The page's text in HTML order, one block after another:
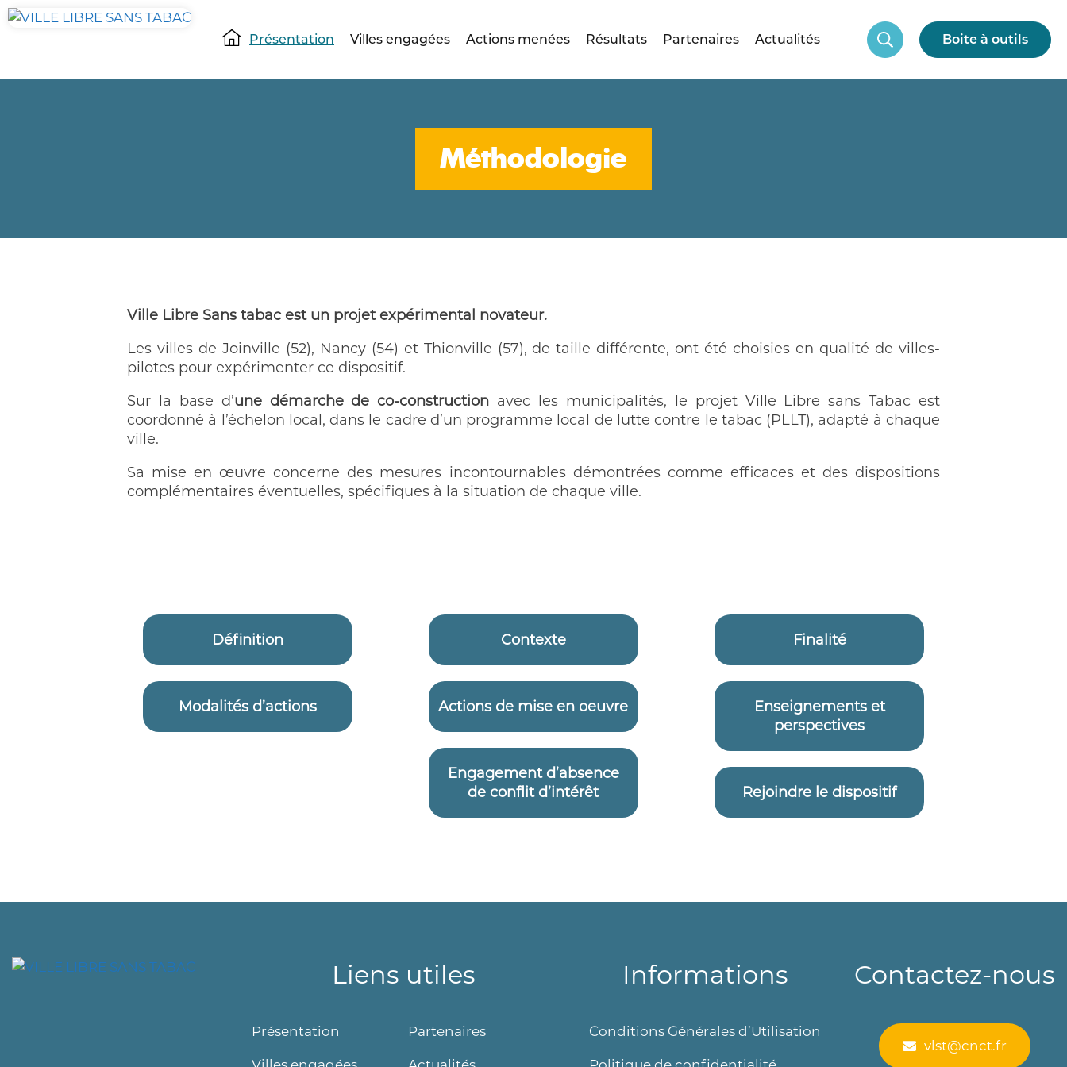
Présentation Villes engagées Actions menées Résultats Partenaires Actualités Boite à outils
Méthodologie
Ville Libre Sans tabac est un projet expérimental novateur.
Les villes de Joinville (52), Nancy (54) et Thionville (57), de taille différente, ont été choisies en qualité de villes-
pilotes pour expérimenter ce dispositif.
Sur la base d’une démarche de co-construction avec les municipalités, le projet Ville Libre sans Tabac est
coordonné à l’échelon local, dans le cadre d’un programme local de lutte contre le tabac (PLLT), adapté à chaque
ville.
Sa mise en œuvre concerne des mesures incontournables démontrées comme efficaces et des dispositions
complémentaires éventuelles, spécifiques à la situation de chaque ville.
Définition
Modalités d’actions
Contexte
Actions de mise en oeuvre
Engagement d’absence
de conflit d’intérêt
Finalité
Enseignements et
perspectives
Rejoindre le dispositif
Liens utiles
Présentation Partenaires
Informations
Conditions Générales d’Utilisation
Contactez-nous
vlst@cnct.fr